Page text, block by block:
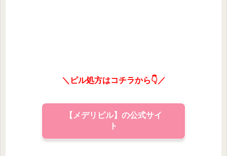
＼ピル処方はコチラから👇／
【メデリピル】の公式サイ
ト